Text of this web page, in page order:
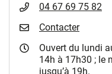
04 67 69 75 82
Contacter
Ouvert du lundi
14h à 17h30 ; le
jusqu’à 19h.